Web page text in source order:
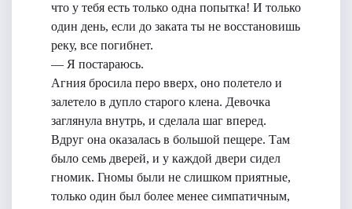
что у тебя есть только одна попытка! И только
один день, если до заката ты не восстановишь
реку, все погибнет.
— Я постараюсь.
Агния бросила перо вверх, оно полетело и
залетело в дупло старого клена. Девочка
заглянула внутрь, и сделала шаг вперед.
Вдруг она оказалась в большой пещере. Там
было семь дверей, и у каждой двери сидел
гномик. Гномы были не слишком приятные,
только один был более менее симпатичным,